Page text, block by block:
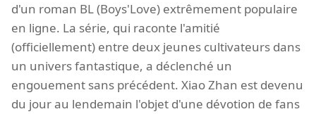
d'un roman BL (Boys'Love) extrêmement populaire
en ligne. La série, qui raconte l'amitié
(officiellement) entre deux jeunes cultivateurs dans
un univers fantastique, a déclenché un
engouement sans précédent. Xiao Zhan est devenu
du jour au lendemain l'objet d'une dévotion de fans